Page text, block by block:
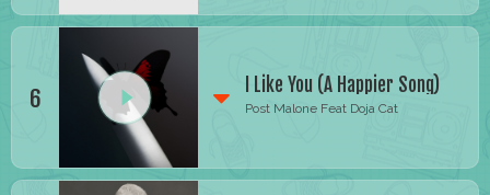
6 I Like You (A Happier Song)
Post Malone Feat Doja Cat